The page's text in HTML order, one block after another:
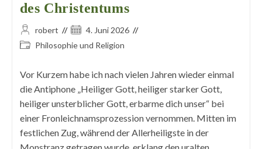
des Christentums
Beitrags-
Autor:
robert
Beitrag
veröffentlicht:
4. Juni 2026
Beitrags-Philosophie und Religion
Vor Kurzem habe ich nach vielen Jahren wieder einmal
die Antiphone „Heiliger Gott, heiliger starker Gott,
heiliger unsterblicher Gott, erbarme dich unser“ bei
einer Fronleichnamsprozession vernommen. Mitten im
festlichen Zug, während der Allerheiligste in der